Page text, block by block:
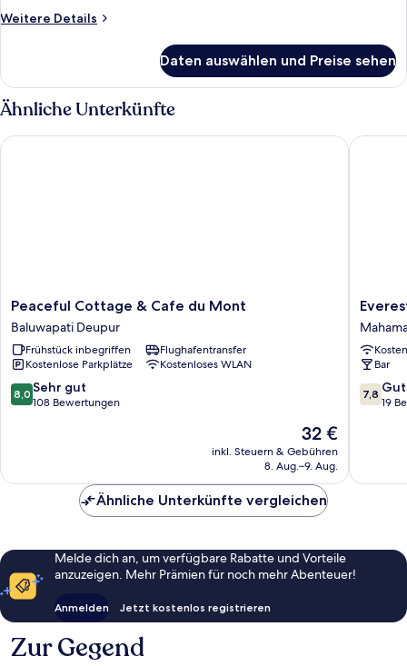
Weitere Details
Weitere
Daten auswählen und Preise sehen
Ähnliche Unterkünfte
Peaceful
Cottage
&
Cafe
du
Mont
Baluwapati
Peaceful Cottage & Cafe du Mont
Baluwapati Deupur
Frühstück inbegriffen
Flughafentransfer
Kostenlose Parkplätze
Kostenloses WLAN
8.0
von
Bewertungen
8,0 Sehr gut
108 Bewertungen
Der
Preis
beträgt
32 €
inkl. Steuern & Gebühren
8. Aug.–9. Aug.
Peaceful Cottage & Cafe du Mont
Everest
Manla
Resort
Bar
7.8
von
7,8 Gut
19
Everest
Ähnliche Unterkünfte vergleichen
Melde dich an, um verfügbare Rabatte und Vorteile
anzuzeigen. Mehr Prämien für noch mehr Abenteuer!
Anmelden Jetzt kostenlos registrieren
Zur Gegend